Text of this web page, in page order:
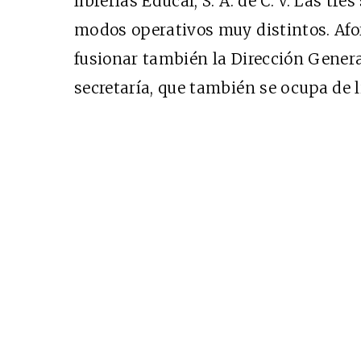
modos operativos muy distintos.
fusionar también la Dirección
secretaría, que también se ocupa de
Cine desde los